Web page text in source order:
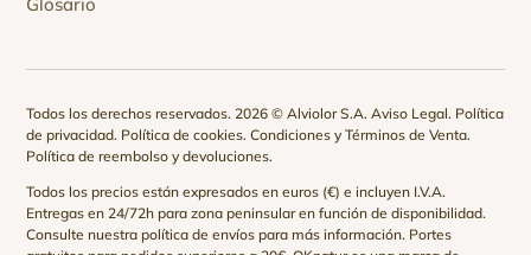
Glosario
Todos los derechos reservados. 2026 © Alviolor S.A.Aviso Legal. Política
de privacidad. Política de cookies.Condiciones y Términos de Venta.
Política de reembolso y devoluciones.
Todos los precios están expresados en euros (€) e incluyen I.V.A.
Entregas en 24/72h para zona peninsular en función de disponibilidad.
Consulte nuestrapolítica de envíos para más información. Portes